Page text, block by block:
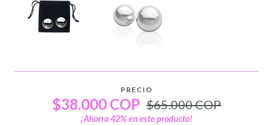
PRECIO
$38.000 COP $65.000 COP
¡Ahorra42% en este producto!